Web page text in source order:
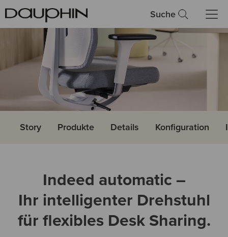
Suche
Story Produkte Details Konfiguration
Indeed automatic –
Ihr intelligenter Drehstuhl
für flexibles Desk Sharing.